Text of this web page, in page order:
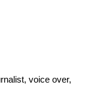
voice over,